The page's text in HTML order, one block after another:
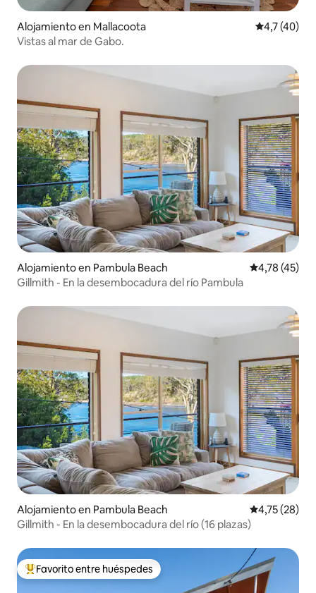
Alojamiento en Mallacoota Calificación
4,7 (40)
Vistas al mar de Gabo.
Alojamiento en Pambula Beach Calificación
4,78 (45)
Gillmith - En la desembocadura del río Pambula
Alojamiento en Pambula Beach Calificación
4,75 (28)
Gillmith - En la desembocadura del río (16 plazas)
Favorito entre los huéspedes más destacados
Favorito entre huéspedes